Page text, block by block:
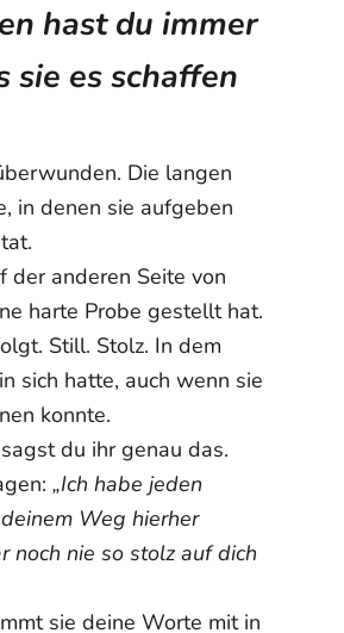
Artikeln wie unserem Infinity-
verlängert sich die
Werktage
, da jede Bestellung
wird.
Umstände variieren. Genaue
garantiert werden.
haben, schreiben Sie uns bitte an
freundliches Team wird Ihnen so
hast du immer
sie es schaffen
Die langen
in denen sie aufgeben
der anderen Seite von
harte Probe gestellt hat.
Still. Stolz. In dem
sich hatte, auch wenn sie
konnte.
du ihr genau das.
„Ich habe jeden
Weg hierher
noch nie so stolz auf dich
sie deine Worte mit in